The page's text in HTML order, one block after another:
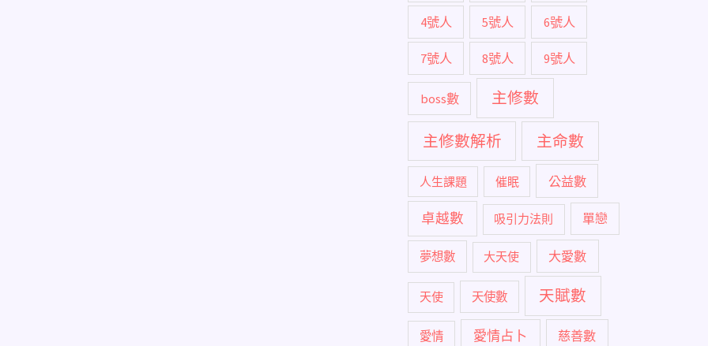
4號人 5號人 6號人
7號人 8號人 9號人
boss數 主修數
主修數解析 主命數
人生課題 催眠 公益數
卓越數 吸引力法則 單戀
夢想數 大天使 大愛數
天使 天使數 天賦數
愛情 愛情占卜 慈善數